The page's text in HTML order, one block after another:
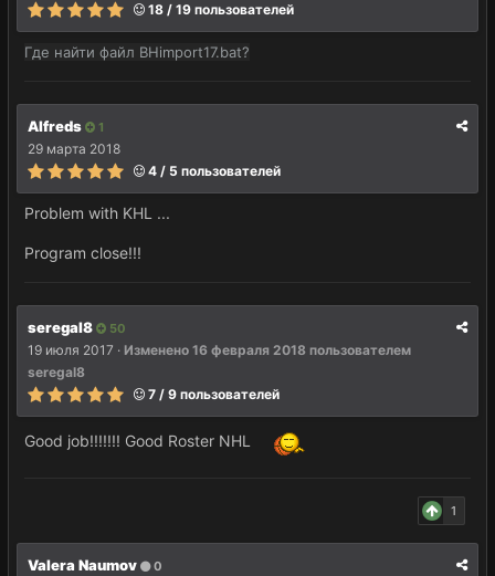
18 / 19 пользователей
Где найти файл BHimport17.bat?
Alfreds 1
29 марта 2018
4 / 5 пользователей
Problem with KHL ...
Program close!!!
seregal8 50
19 июля 2017 · Изменено 16 февраля 2018 пользователем
seregal8
7 / 9 пользователей
Good job!!!!!!! Good Roster NHL
1
Valera Naumov 0